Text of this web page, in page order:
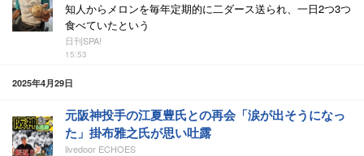
知人からメロンを毎年定期的に二ダース送られ、一日2つ3つ
食べていたという
日刊SPA!
15:53
2025年4月29日
元阪神投手の江夏豊氏との再会「涙が出そうになっ
た」掛布雅之氏が思い吐露
livedoor ECHOES